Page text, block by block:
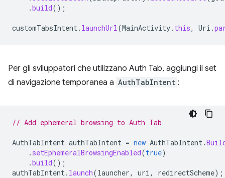
.build();
customTabsIntent. launchUrl(MainActivity. this, Uri .
Per gli sviluppatori che utilizzano Auth Tab, aggiungi il set
di navigazione temporanea a AuthTabIntent :
// Add ephemeral browsing to Auth Tab
AuthTabIntent authTabIntent = new AuthTabIntent.
. setEphemeralBrowsingEnabled(true)
.build();
authTabIntent. launch(launcher, uri, redirectScheme);